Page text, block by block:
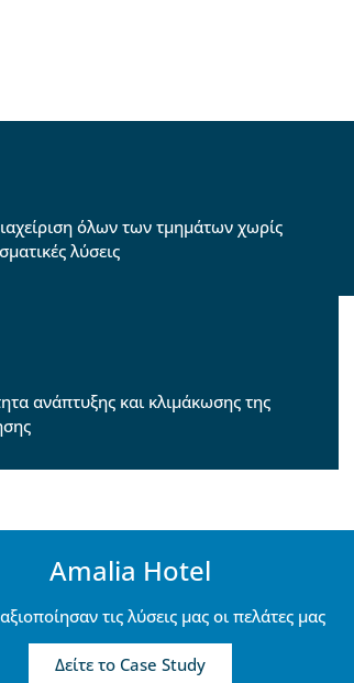
όλων των τμημάτων χωρίς
λύσεις
ανάπτυξης και κλιμάκωσης της
Amalia Hotel
τις λύσεις μας οι πελάτες μας
Δείτε το Case Study